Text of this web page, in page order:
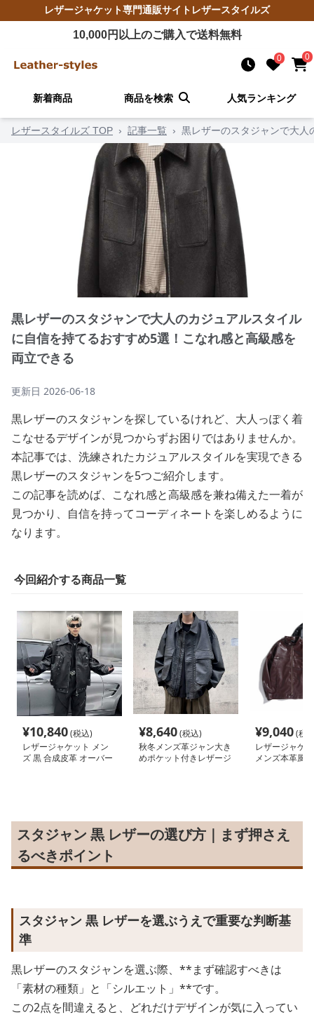
レザージャケット専門通販サイト レザースタイルズ
10,000円以上のご購入で送料無料
0 0
新着商品 商品を検索 人気ランキング
レザースタイルズ TOP › 記事一覧 › 黒レザーのスタジャンで大人
黒レザーのスタジャンで大人のカジュアルスタイル
に自信を持てるおすすめ5選！こなれ感と高級感を
両立できる
更新日 2026-06-18
黒レザーのスタジャンを探しているけれど、大人っぽく着
こなせるデザインが見つからずお困りではありませんか。
本記事では、洗練されたカジュアルスタイルを実現できる
黒レザーのスタジャンを5つご紹介します。
この記事を読めば、こなれ感と高級感を兼ね備えた一着が
見つかり、自信を持ってコーディネートを楽しめるように
なります。
今回紹介する商品一覧
¥10,840(税込)
レザージャケット メン
ズ 黒 合成皮革 オーバー
¥8,640(税込)
秋冬メンズ革ジャン大き
めポケット付きレザージ
¥9,040(税
レザージャケ
メンズ本革風
スタジャン 黒 レザーの選び方｜まず押さえ
るべきポイント
スタジャン 黒 レザーを選ぶうえで重要な判断基
準
黒レザーのスタジャンを選ぶ際、**まず確認すべきは
「素材の種類」と「シルエット」**です。
この2点を間違えると、どれだけデザインが気に入ってい